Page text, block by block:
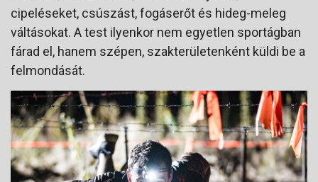
cipeléseket, csúszást, fogáserőt és hideg-meleg
váltásokat. A test ilyenkor nem egyetlen sportágban
fárad el, hanem szépen, szakterületenként küldi be a
felmondását.